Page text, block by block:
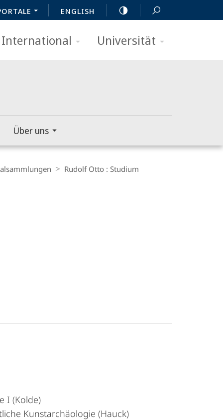
ENGLISH
International Universität
Über uns
Rudolf Otto : Studium
I (Kolde)
Kunstarchäologie (Hauck)